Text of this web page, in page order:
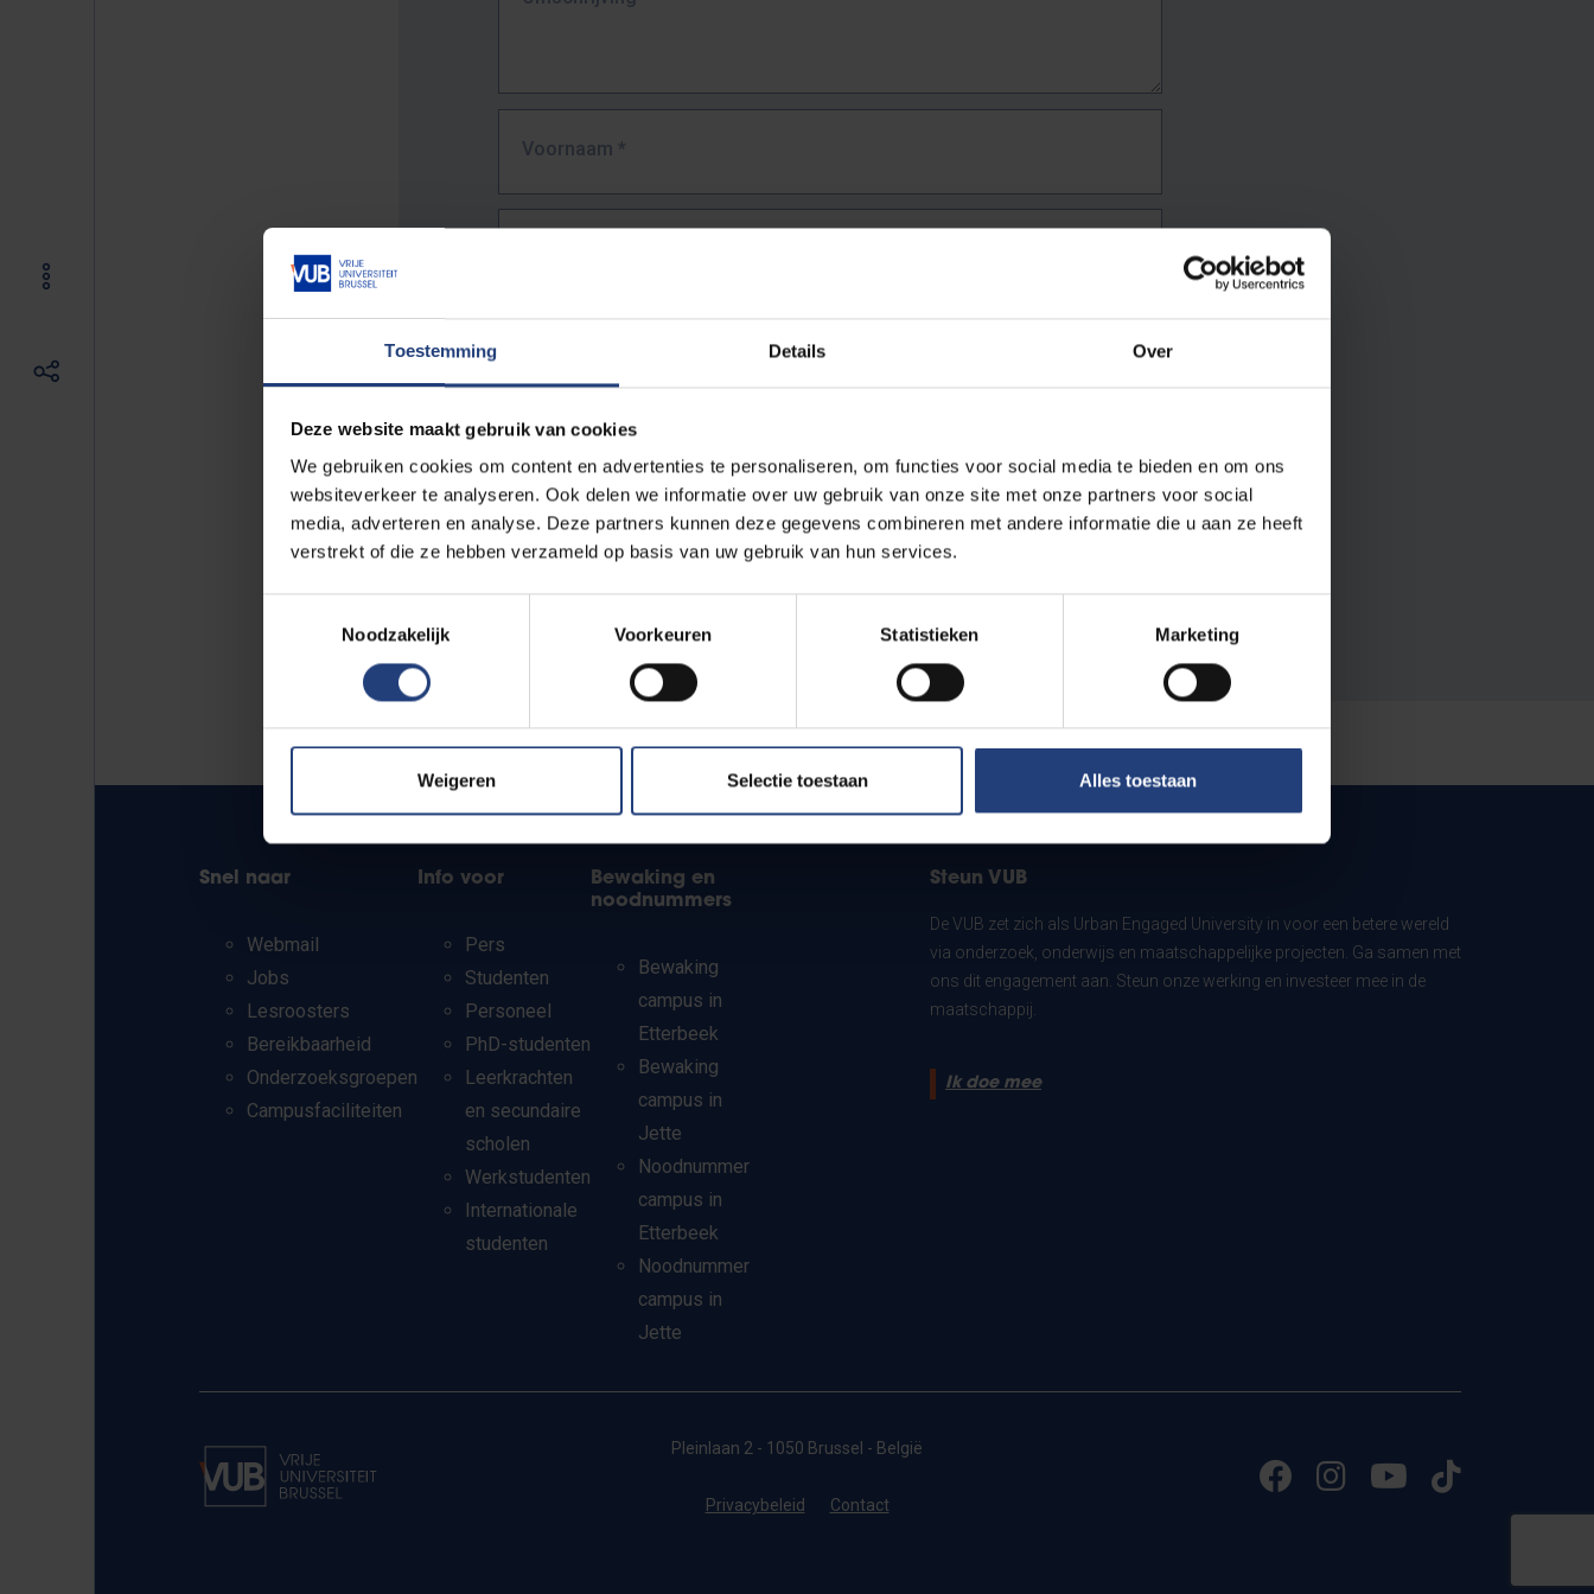
Toestemming Details Over
Deze website maakt gebruik van cookies
We gebruiken cookies om content en advertenties te personaliseren, om functies voor social media te bieden en om ons
websiteverkeer te analyseren. Ook delen we informatie over uw gebruik van onze site met onze partners voor social
media, adverteren en analyse. Deze partners kunnen deze gegevens combineren met andere informatie die u aan ze heeft
verstrekt of die ze hebben verzameld op basis van uw gebruik van hun services.
Noodzakelijk
Voorkeuren Statistieken Marketing
Weigeren Selectie toestaan Alles toestaan
Voornaam *
URL*
De volledige URL van de pagina waar je de fout zag.
Bv. https://www.vub.be/nl/studeren-aan-de-vub/alle-opleidingen
Snel naar
Webmail
Jobs
Lesroosters
Bereikbaarheid
Onderzoeksgroepen
Campusfaciliteiten
Info voor
Pers
Studenten
Personeel
PhD-studenten
Leerkrachten
en secundaire
scholen
Werkstudenten
Internationale
studenten
Bewaking en
noodnummers
Bewaking
campus in
Etterbeek
Bewaking
campus in
Jette
Noodnummer
campus in
Etterbeek
Noodnummer
campus in
Jette
Steun VUB
De VUB zet zich als Urban Engaged University in voor een betere wereld
via onderzoek, onderwijs en maatschappelijke projecten. Ga samen met
ons dit engagement aan. Steun onze werking en investeer mee in de
maatschappij.
Ik doe mee
Pleinlaan 2 - 1050 Brussel - België
Privacybeleid Contact